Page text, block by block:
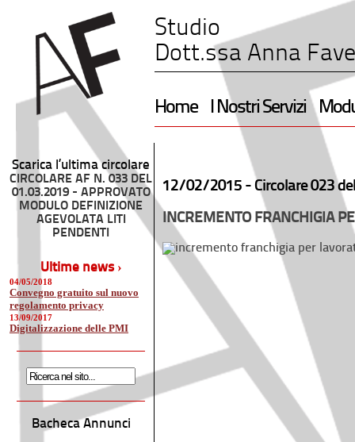
Studio
Dott.ssa Anna
Home I Nostri Servizi
Scarica l’ultima circolare
CIRCOLARE AF N. 033 DEL
01.03.2019 - APPROVATO
MODULO DEFINIZIONE
AGEVOLATA LITI
PENDENTI
Ultime news ›
04/05/2018
Convegno gratuito sul nuovo
regolamento privacy
13/09/2017
Digitalizzazione delle PMI
Bacheca Annunci
12/02/2015 - Circolare 023
INCREMENTO FRANCHIGIA